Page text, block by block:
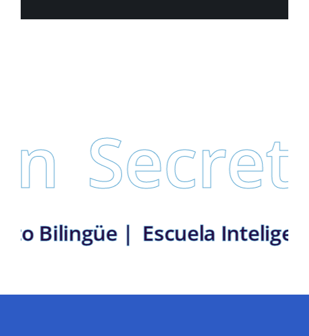
CategoríasEstudiantes,Noticias